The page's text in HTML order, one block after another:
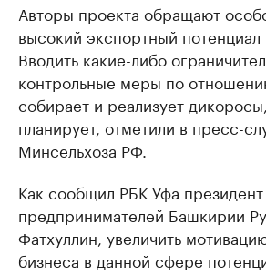
Авторы проекта обращают
высокий экспортный
Вводить какие-либо
контрольные меры по
собирает и реализует
планирует, отметили в пресс-
Минсельхоза РФ.
Как сообщил РБК Уфа
предпринимателей Башкирии
Фатхуллин, увеличить
бизнеса в данной сфере